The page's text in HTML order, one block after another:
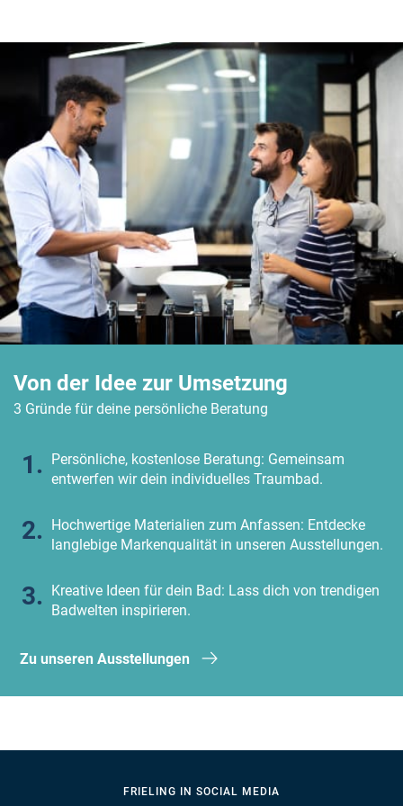
Von der Idee zur Umsetzung
3 Gründe für deine persönliche Beratung
Persönliche, kostenlose Beratung: Gemeinsam
entwerfen wir dein individuelles Traumbad.
Hochwertige Materialien zum Anfassen: Entdecke
langlebige Markenqualität in unseren Ausstellungen.
Kreative Ideen für dein Bad: Lass dich von trendigen
Badwelten inspirieren.
Zu unseren Ausstellungen
FRIELING IN SOCIAL MEDIA